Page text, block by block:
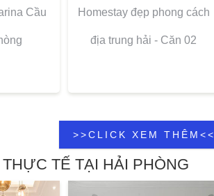
Cầu Homestay đẹp phong cách
địa trung hải - Căn 02
>>CLICK XEM THÊM<<
TẾ TẠI HẢI PHÒNG